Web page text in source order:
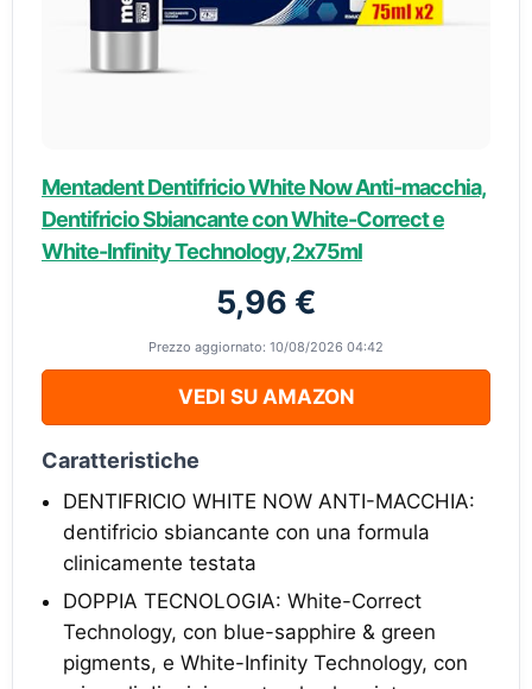
Mentadent Dentifricio White Now Anti-macchia,
Dentifricio Sbiancante con White-Correct e
White-Infinity Technology, 2x75ml
5,96 €
Prezzo aggiornato: 10/08/2026 04:42
VEDI SU AMAZON
Caratteristiche
DENTIFRICIO WHITE NOW ANTI-MACCHIA:
dentifricio sbiancante con una formula
clinicamente testata
DOPPIA TECNOLOGIA: White-Correct
Technology, con blue-sapphire & green
pigments, e White-Infinity Technology, con